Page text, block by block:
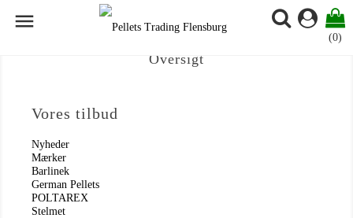

(0)
Oversigt
Vores tilbud
Nyheder
Mærker
Barlinek
German Pellets
POLTAREX
Stelmet